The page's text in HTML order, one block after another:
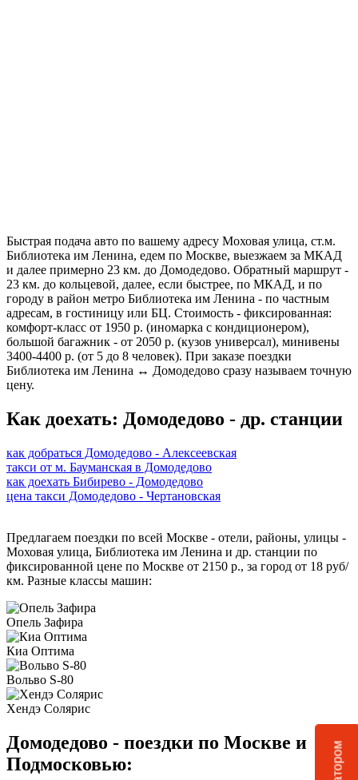
Быстрая подача авто по вашему адресу Моховая улица, ст.м.
Библиотека им Ленина, едем по Москве, выезжаем за МКАД
и далее примерно 23 км. до Домодедово. Обратный маршрут -
23 км. до кольцевой, далее, если быстрее, по МКАД, и по
городу в район метро Библиотека им Ленина - по частным
адресам, в гостиницу или БЦ. Стоимость - фиксированная:
комфорт-класс от 1950 р. (иномарка с кондиционером),
большой багажник - от 2050 р. (кузов универсал), минивены
3400-4400 р. (от 5 до 8 человек). При заказе поездки
Библиотека им Ленина ↔ Домодедово сразу называем точную
цену.
Как доехать: Домодедово - др. станции
как добраться Домодедово - Алексеевская
такси от м. Бауманская в Домодедово
как доехать Бибирево - Домодедово
цена такси Домодедово - Чертановская
Предлагаем поездки по всей Москве - отели, районы, улицы -
Моховая улица, Библиотека им Ленина и др. станции по
фиксированной цене по Москве от 2150 р., за город от 18 руб/
км. Разные классы машин:
Опель Зафира
Киа Оптима
Вольво S-80
Хендэ Солярис
Домодедово - поездки по Москве и
Подмосковью: